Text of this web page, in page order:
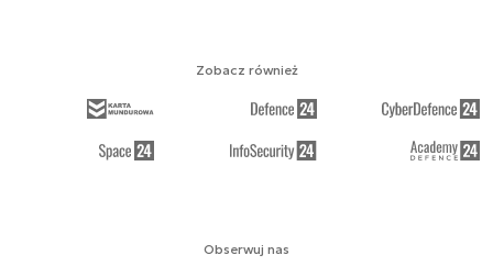
Obserwuj nas
Zobacz również